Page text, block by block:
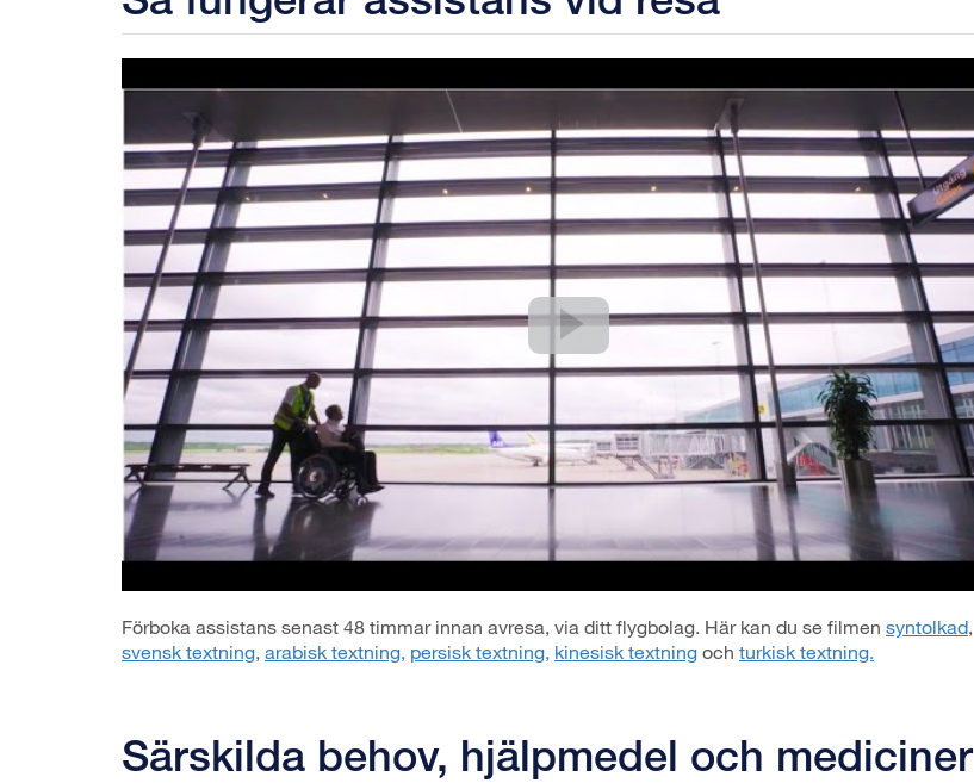
Förboka assistans senast 48 timmar innan avresa, via ditt flygbolag. Här kan du se filmen syntolkad,
svensk textning, arabisk textning, persisk textning, kinesisk textning och turkisk textning.
Särskilda behov, hjälpmedel och mediciner